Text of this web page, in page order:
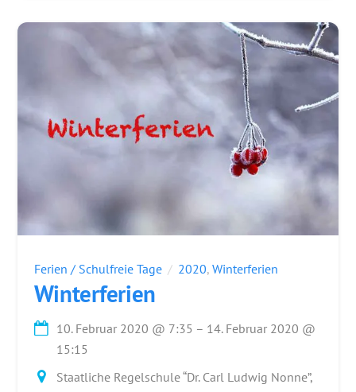
Ferien / Schulfreie Tage 2020, Winterferien
Winterferien
10. Februar 2020 @ 7:35 – 14. Februar 2020 @
15:15
Staatliche Regelschule “Dr. Carl Ludwig Nonne”,